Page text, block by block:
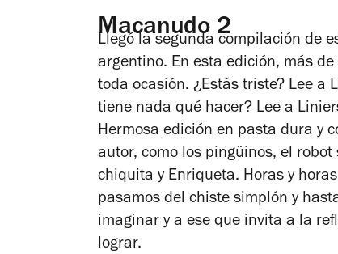
Macanudo 2
Llegó la segunda compilación de
argentino. En esta edición, más
toda ocasión. ¿Estás triste? Lee a
tiene nada qué hacer? Lee a
Hermosa edición en pasta dura y
autor, como los pingüinos, el
chiquita y Enriqueta. Horas y
pasamos del chiste simplón y
imaginar y a ese que invita a la
lograr.